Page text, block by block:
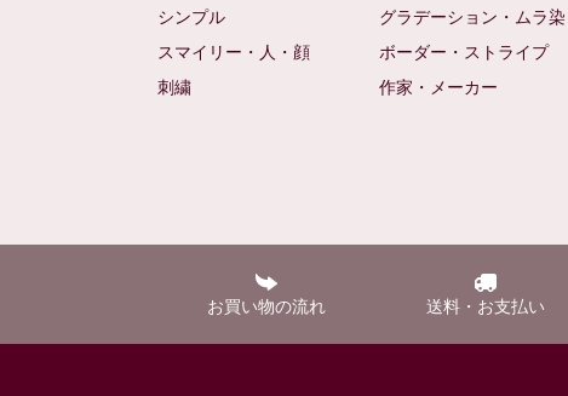
シンプル
グラデーション・ムラ染
スマイリー・人・顔
ボーダー・ストライプ
刺繍
作家・メーカー
お買い物の流れ 送料・お支払い